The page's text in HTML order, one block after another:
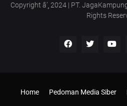
Copyright â’¸ 2024 | PT.
Rights
Home Pedoman Media Siber